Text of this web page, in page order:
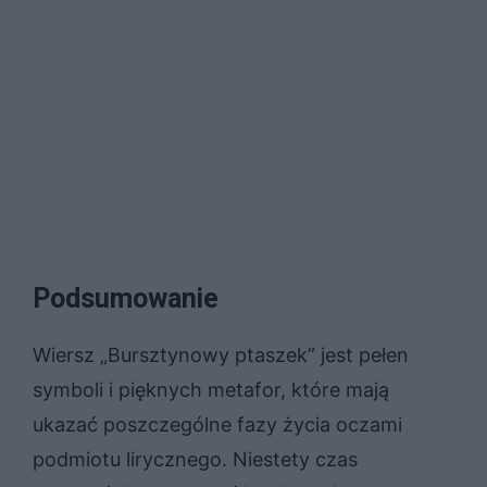
Podsumowanie
Wiersz „Bursztynowy ptaszek” jest pełen
symboli i pięknych metafor, które mają
ukazać poszczególne fazy życia oczami
podmiotu lirycznego. Niestety czas